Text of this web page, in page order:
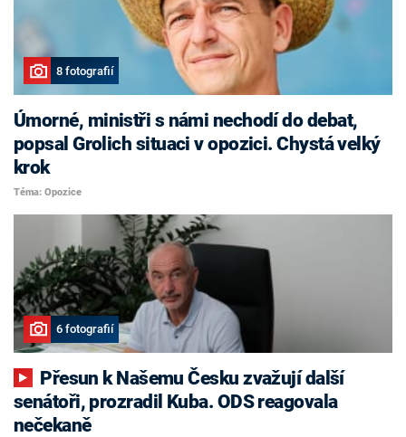
8 fotografií
Úmorné, ministři s námi nechodí do debat,
popsal Grolich situaci v opozici. Chystá velký
krok
Téma: Opozice
6 fotografií
senátoři, prozradil Kuba. ODS reagovala
nečekaně